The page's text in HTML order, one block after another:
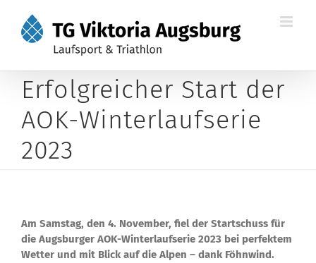
Inhalt
springen
Erfolgreicher Start der
AOK-Winterlaufserie
2023
Am Samstag, den 4. November, fiel der Startschuss für
die Augsburger AOK-Winterlaufserie 2023 bei perfektem
Wetter und mit Blick auf die Alpen – dank Föhnwind.